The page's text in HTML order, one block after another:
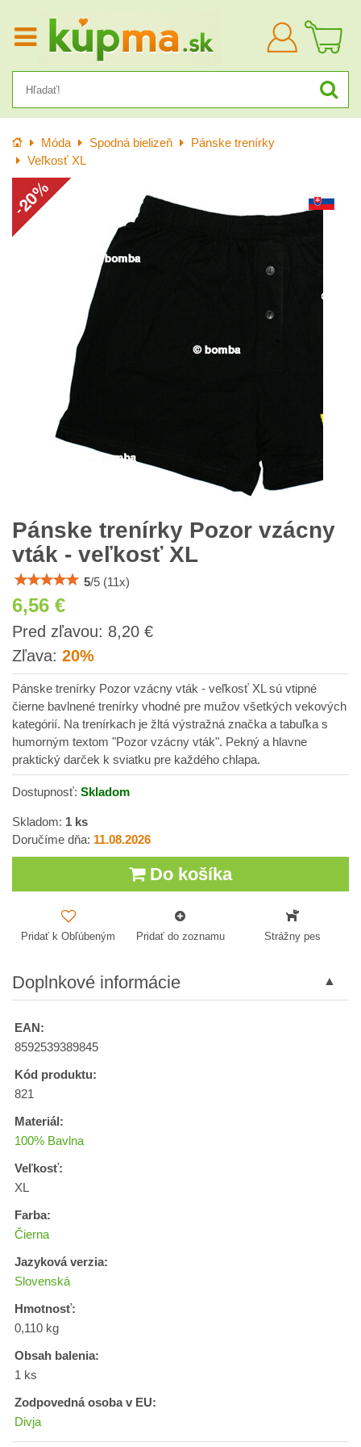
Prihlásiť
sa
Úvod Móda Spodná bielizeň
Pánske trenírky
Veľkosť XL
Pánske trenírky Pozor vzácny
vták - veľkosť XL
5/5 (11 x)
6,56 €
Pred zľavou: 8,20 €s
Zľava: 20%
Pánske trenírky Pozor vzácny vták - veľkosť XL sú vtipné
čierne bavlnené trenírky vhodné pre mužov všetkých vekových
kategórií. Na trenírkach je žltá výstražná značka a tabuľka s
humorným textom "Pozor vzácny vták". Pekný a hlavne
praktický darček k sviatku pre každého chlapa.
Dostupnosť: Skladom
Skladom: 1 ks
Doručíme dňa: 11.08.2026
Do košíka
Pridať k Obľúbeným Pridať do zoznamu Strážny pes
Doplnkové informácie
EAN:
8592539389845
Kód produktu:
821
Materiál:
100% Bavlna
Veľkosť:
XL
Farba:
Čierna
Jazyková verzia:
Slovenská
Hmotnosť:
0,110 kg
Obsah balenia:
1 ks
Zodpovedná osoba v EU:
Divja